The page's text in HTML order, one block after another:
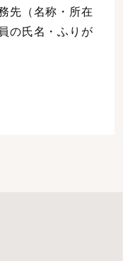
先（名称・所在
の氏名・ふりが